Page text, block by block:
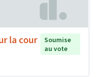
la cour
Soumise
au vote